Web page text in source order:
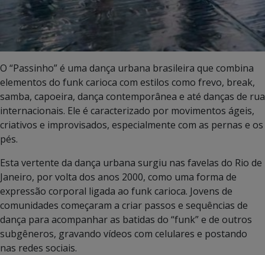
O “Passinho” é uma dança urbana brasileira que combina
elementos do funk carioca com estilos como frevo, break,
samba, capoeira, dança contemporânea e até danças de rua
internacionais. Ele é caracterizado por movimentos ágeis,
criativos e improvisados, especialmente com as pernas e os
pés.
Esta vertente da dança urbana surgiu nas favelas do Rio de
Janeiro, por volta dos anos 2000, como uma forma de
expressão corporal ligada ao funk carioca. Jovens de
comunidades começaram a criar passos e sequências de
dança para acompanhar as batidas do “funk” e de outros
subgêneros, gravando vídeos com celulares e postando
nas redes sociais.